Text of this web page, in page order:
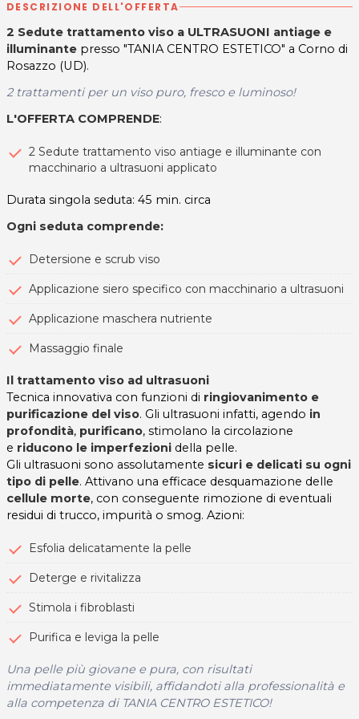
DESCRIZIONE DELL'OFFERTA
2 Sedute trattamento viso a ULTRASUONI antiage e
illuminante presso "TANIA CENTRO ESTETICO" a Corno di
Rosazzo (UD).
2 trattamenti per un viso puro, fresco e luminoso!
L'OFFERTA COMPRENDE:
2 Sedute trattamento viso antiage e illuminante con
macchinario a ultrasuoni applicato
Durata singola seduta: 45 min. circa
Ogni seduta comprende:
Detersione e scrub viso
Applicazione siero specifico con macchinario a ultrasuoni
Applicazione maschera nutriente
Massaggio finale
Il trattamento viso ad ultrasuoni
Tecnica innovativa con funzioni di ringiovanimento e
purificazione del viso. Gli ultrasuoni infatti, agendo in
profondità, purificano, stimolano la circolazione
e riducono le imperfezioni della pelle.
Gli ultrasuoni sono assolutamente sicuri e delicati su ogni
tipo di pelle. Attivano una efficace desquamazione delle
cellule morte, con conseguente rimozione di eventuali
residui di trucco, impurità o smog. Azioni:
Esfolia delicatamente la pelle
Deterge e rivitalizza
Stimola i fibroblasti
Purifica e leviga la pelle
Una pelle più giovane e pura, con risultati
immediatamente visibili, affidandoti alla professionalità e
alla competenza di TANIA CENTRO ESTETICO!